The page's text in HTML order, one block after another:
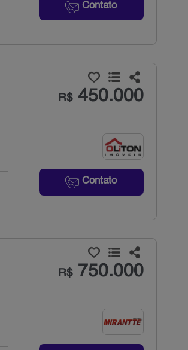
Contato
R$450.000
Contato
R$750.000